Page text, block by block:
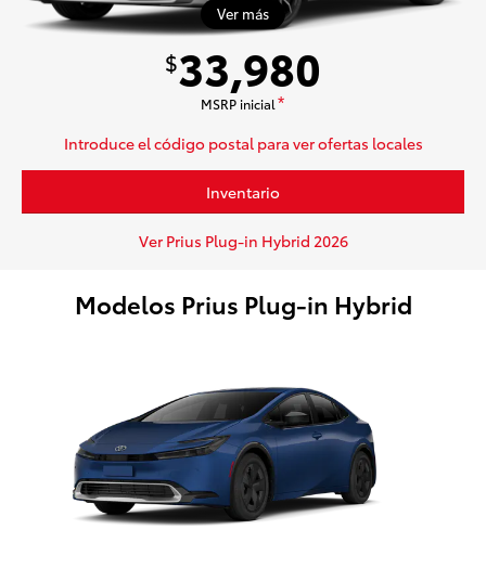
Ver más
$33,980
MSRP inicial*
Introduce el código postal para ver ofertas locales
Inventario
Ver Prius Plug-in Hybrid 2026
Modelos Prius Plug-in Hybrid